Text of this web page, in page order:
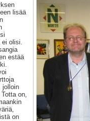
lisää
olisi.
estää
jolloin
on,
on